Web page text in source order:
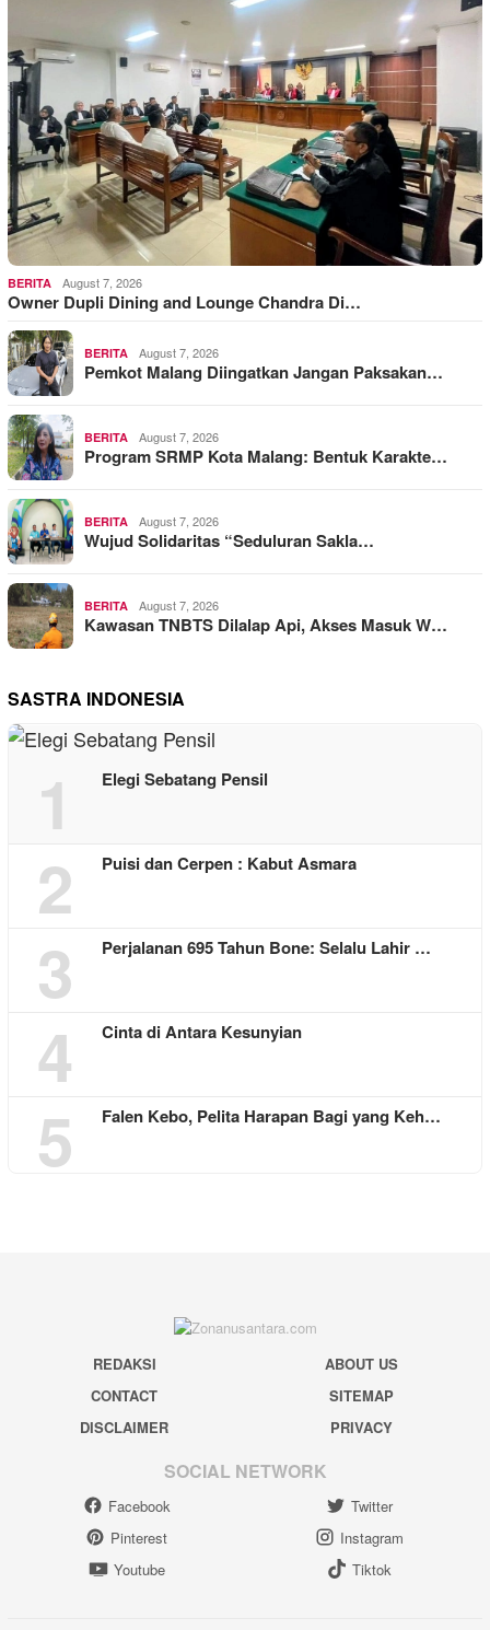
BERITA August 7, 2026
Owner Dupli Dining and Lounge Chandra Di…
BERITA August 7, 2026
Pemkot Malang Diingatkan Jangan Paksakan…
BERITA August 7, 2026
Program SRMP Kota Malang: Bentuk Karakte…
BERITA August 7, 2026
Wujud Solidaritas “Seduluran Sakla…
BERITA August 7, 2026
Kawasan TNBTS Dilalap Api, Akses Masuk W…
SASTRA INDONESIA
1 Elegi Sebatang Pensil
2 Puisi dan Cerpen : Kabut Asmara
3 Perjalanan 695 Tahun Bone: Selalu Lahir …
4 Cinta di Antara Kesunyian
5 Falen Kebo, Pelita Harapan Bagi yang Keh…
REDAKSI
ABOUT US
CONTACT
SITEMAP
DISCLAIMER
PRIVACY
SOCIAL NETWORK
Facebook
Twitter
Pinterest
Instagram
Youtube
Tiktok